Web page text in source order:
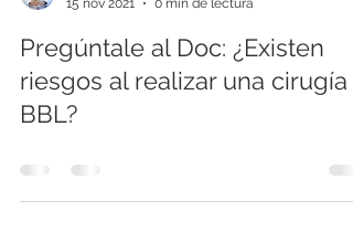
15 nov 2021
0 min de lectura
Pregúntale al Doc: ¿Existen
riesgos al realizar una cirugía
BBL?